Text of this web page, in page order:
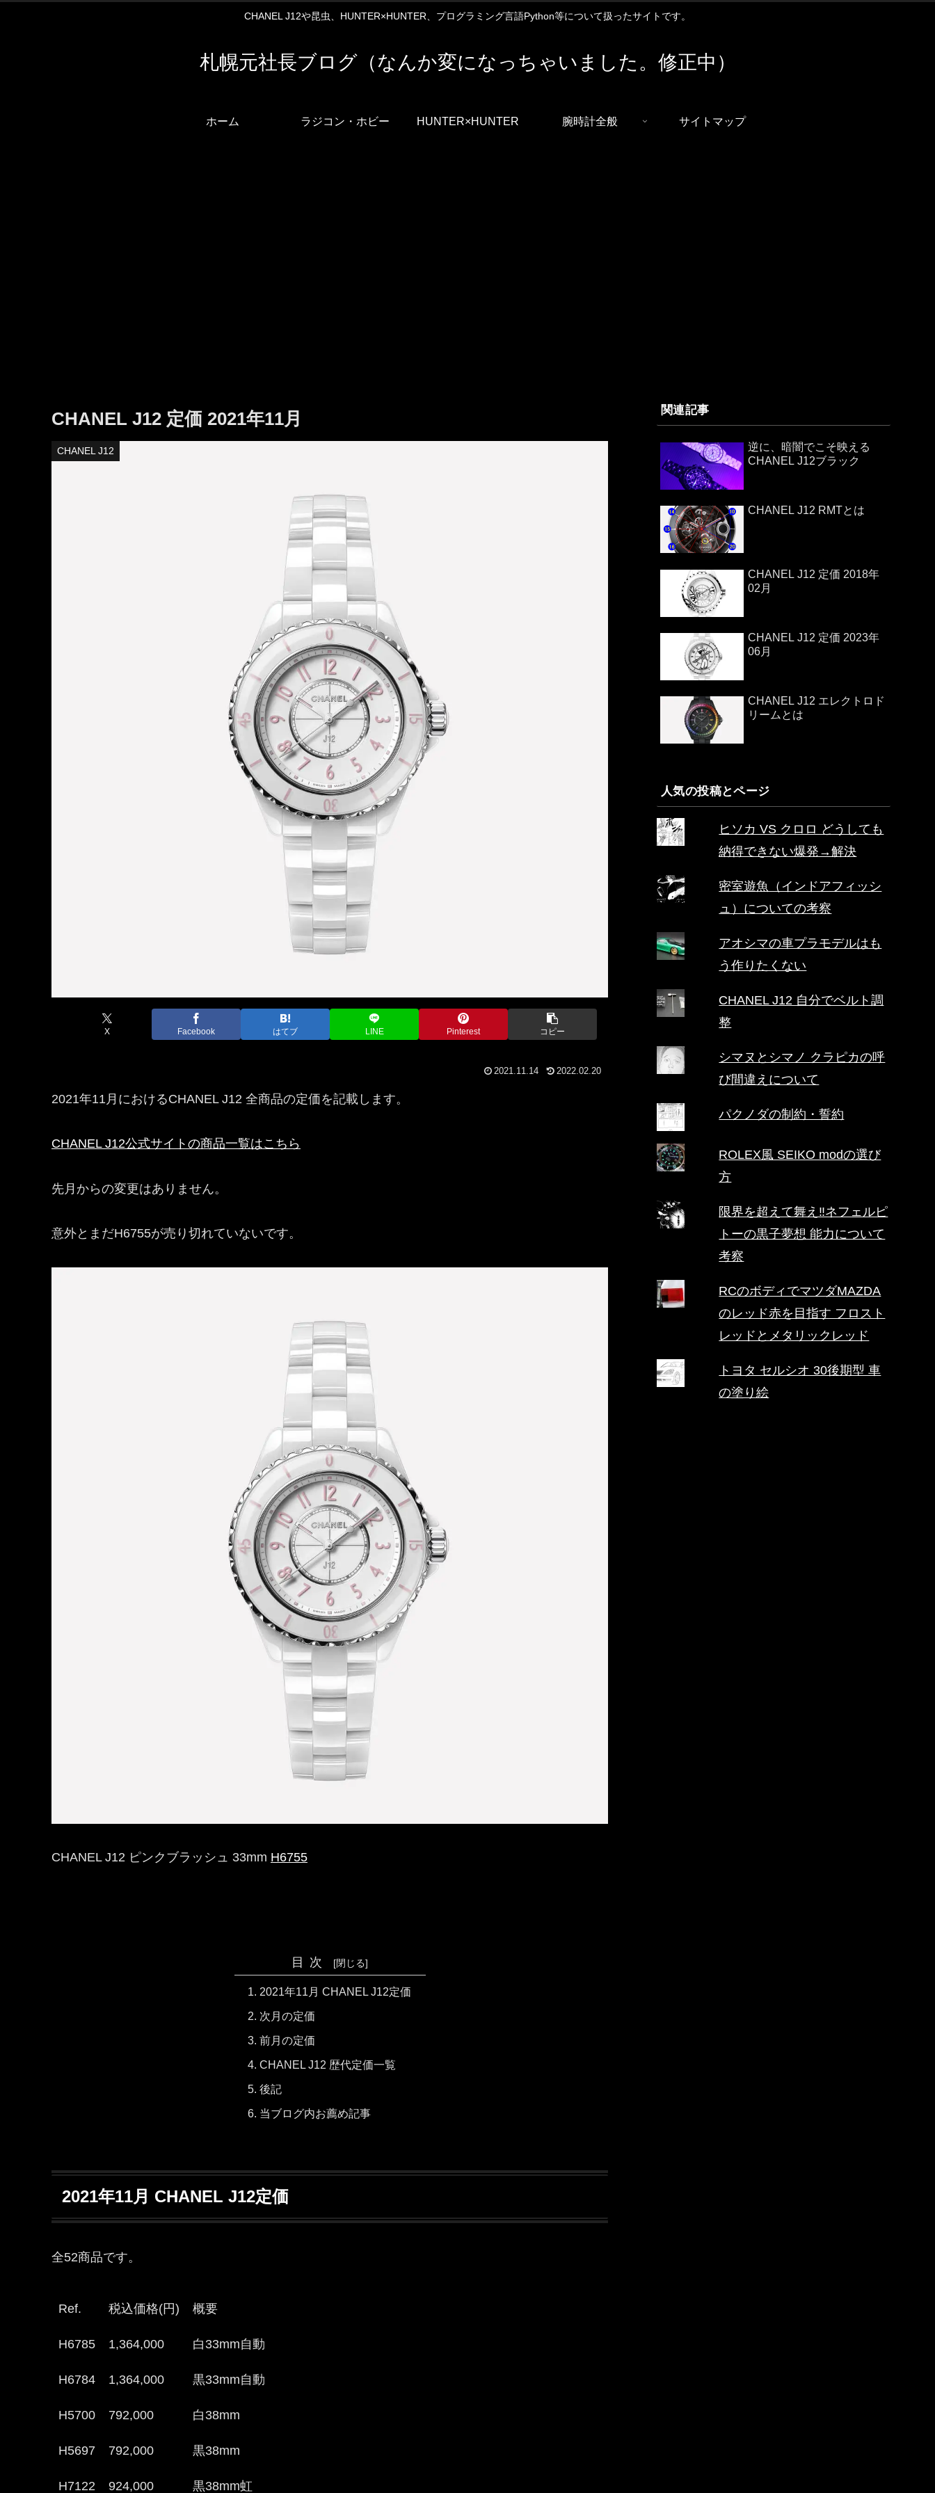
CHANEL J12や昆虫、HUNTER×HUNTER、プログラミング言語Python等について扱ったサイトです。
札幌元社長ブログ（なんか変になっちゃいました。修正中）
ホーム ラジコン・ホビー HUNTER×HUNTER 腕時計全般 サイトマップ
CHANEL J12 定価 2021年11月
CHANEL J12
X Facebook はてブ LINE Pinterest コピー
2021.11.14 2022.02.20
2021年11月におけるCHANEL J12 全商品の定価を記載します。
CHANEL J12公式サイトの商品一覧はこちら
先月からの変更はありません。
意外とまだH6755が売り切れていないです。
CHANEL J12 ピンクブラッシュ 33mm H6755
目次
2021年11月 CHANEL J12定価
次月の定価
前月の定価
CHANEL J12 歴代定価一覧
後記
当ブログ内お薦め記事
2021年11月 CHANEL J12定価
全52商品です。
Ref. 税込価格(円) 概要
H6785 1,364,000 白33mm自動
H6784 1,364,000 黒33mm自動
H5700 792,000 白38mm
H5697 792,000 黒38mm
H7122 924,000 黒38mm虹
関連記事
逆に、暗闇でこそ映える
CHANEL J12ブラック
CHANEL J12 RMTとは
CHANEL J12 定価 2018年
02月
CHANEL J12 定価 2023年
06月
CHANEL J12 エレクトロド
リームとは
人気の投稿とページ
ヒソカ VS クロロ どうしても
納得できない爆発→解決
密室遊魚（インドアフィッシ
ュ）についての考察
アオシマの車プラモデルはも
う作りたくない
CHANEL J12 自分でベルト調
整
シマヌとシマノ クラピカの呼
び間違えについて
パクノダの制約・誓約
ROLEX風 SEIKO modの選び
方
限界を超えて舞え‼ネフェルピ
トーの黒子夢想 能力について
考察
RCのボディでマツダMAZDA
のレッド赤を目指す フロスト
レッドとメタリックレッド
トヨタ セルシオ 30後期型 車
の塗り絵